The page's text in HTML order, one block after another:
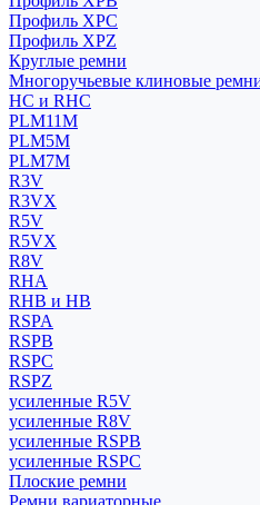
Профиль XPC
Профиль XPZ
Круглые ремни
Многоручьевые клиновые
HC и RHC
PLM11M
PLM5M
PLM7M
R3V
R3VX
R5V
R5VX
R8V
RHA
RHB и HB
RSPA
RSPB
RSPC
RSPZ
усиленные R5V
усиленные R8V
усиленные RSPB
усиленные RSPC
Плоские ремни
Ремни вариаторные